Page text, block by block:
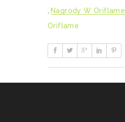
Nagrody W Oriflame
Oriflame